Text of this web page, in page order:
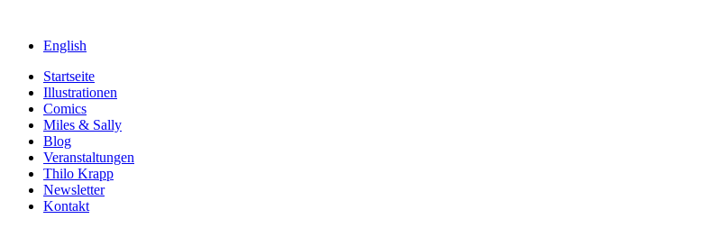
English
Startseite
Illustrationen
Comics
Miles & Sally
Blog
Veranstaltungen
Thilo Krapp
Newsletter
Kontakt